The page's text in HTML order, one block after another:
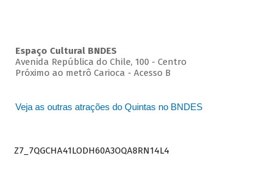
Espaço Cultural BNDES
Avenida República do Chile, 100 - Centro
Próximo ao metrô Carioca - Acesso B
Veja as outras atrações do Quintas no BNDES
Z7_7QGCHA41LODH60A3OQA8RN14L4